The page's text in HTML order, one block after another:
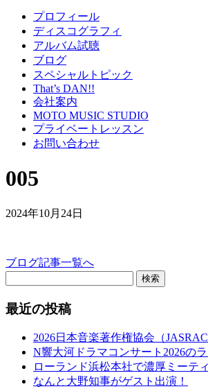
プロフィール
ディスコグラフィ
アルバム試聴
ブログ
スペシャルトピック
That’s DAN!!
会社案内
MOTO MUSIC STUDIO
プライベートレッスン
お問い合わせ
005
2024年10月24日
ブログ記事一覧へ
検索
最近の投稿
2026日本音楽著作権協会（
N響大河ドラマコンサート2026の
ローランド浜松本社で濃厚ミーテ
なんと大野知事がゲスト出演！